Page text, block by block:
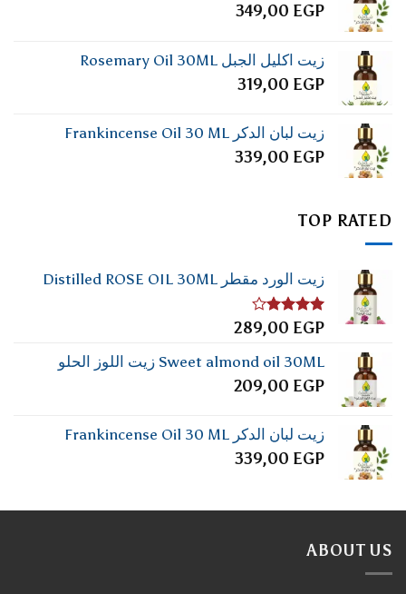
349,00 EGP
زيت اكليل الجبل Rosemary Oil 30ML
319,00 EGP
زيت لبان الدكر Frankincense Oil 30 ML
339,00 EGP
TOP RATED
زيت الورد مقطر Distilled ROSE OIL 30ML
تم
4.00من
5
289,00 EGP
Sweet almond oil 30ML زيت اللوز الحلو
209,00 EGP
زيت لبان الدكر Frankincense Oil 30 ML
339,00 EGP
ABOUT US